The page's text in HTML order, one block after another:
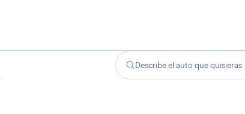
Describe el auto que quisieras